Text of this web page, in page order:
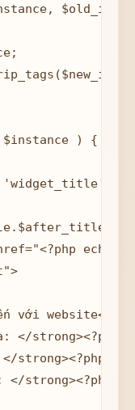
) {
'widget_title',
?>
echo
với website</
</
strong><?php
</strong><?php